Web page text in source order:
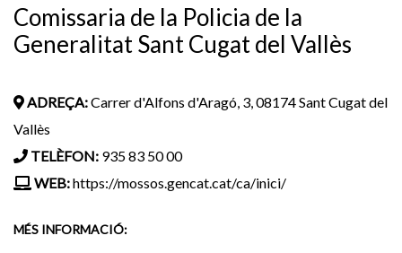
Comissaria de la Policia de la
Generalitat Sant Cugat del Vallès
ADREÇA:Carrer d'Alfons d'Aragó, 3, 08174 Sant Cugat del
Vallès
TELÈFON: 935 83 50 00
WEB:https://mossos.gencat.cat/ca/inici/
MÉS INFORMACIÓ: